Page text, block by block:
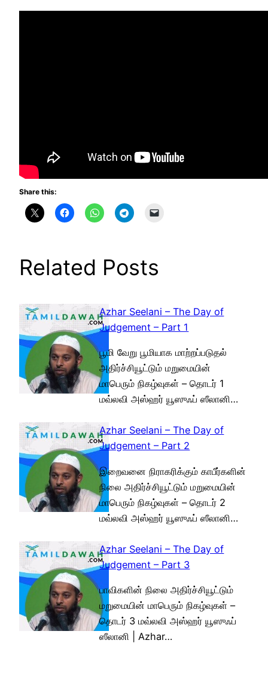
Share this:
Related Posts
Azhar Seelani – The Day of
Judgement – Part 1
பூமி வேறு பூமியாக மாற்றப்படுதல்
அதிர்ச்சியூட்டும் மறுமையின்
மாபெரும் நிகழ்வுகள் – தொடர் 1
மவ்லவி அஸ்ஹர் யூஸுஃப் ஸீலானி…
Azhar Seelani – The Day of
Judgement – Part 2
இறைவனை நிராகரிக்கும் காபீர்களின்
நிலை அதிர்ச்சியூட்டும் மறுமையின்
மாபெரும் நிகழ்வுகள் – தொடர் 2
மவ்லவி அஸ்ஹர் யூஸுஃப் ஸீலானி…
Azhar Seelani – The Day of
Judgement – Part 3
பாவிகளின் நிலை அதிர்ச்சியூட்டும்
மறுமையின் மாபெரும் நிகழ்வுகள் –
தொடர் 3 மவ்லவி அஸ்ஹர் யூஸுஃப்
ஸீலானி | Azhar…